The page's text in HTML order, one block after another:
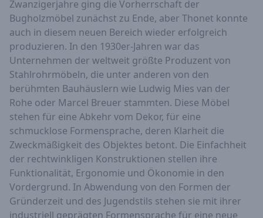
Zwanzigerjahre ging die Vorherrschaft der
Bugholzmöbel zunächst zu Ende, aber Thonet konnte
auch in diesem neuen Bereich wieder erfolgreich
produzieren. In den 1930er-Jahren war das
Unternehmen der weltweit größte Produzent von
Stahlrohrmöbeln, die unter anderen von den
berühmten Bauhäuslern wie Ludwig Mies van der
Rohe oder Marcel Breuer stammten. Diese Möbel
stehen für eine Abkehr vom Dekor, für eine
schmucklose Formensprache, deren Klarheit die
Zweckmäßigkeit des Objektes betont. Die Einfachheit
der rechtwinkligen Konstruktionen stellen ihre
Funktionalität, Ergonomie und Ökonomie in den
Vordergrund. In Abwendung von den Formen der
Gründerzeit und des Jugendstils stehen sie mit ihrer
industriell geprägten Formensprache für eine neue